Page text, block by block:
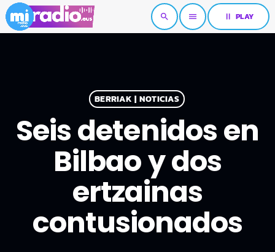
search menu pause PLAY
BERRIAK | NOTICIAS
Seis detenidos en
Bilbao y dos
ertzainas
contusionados